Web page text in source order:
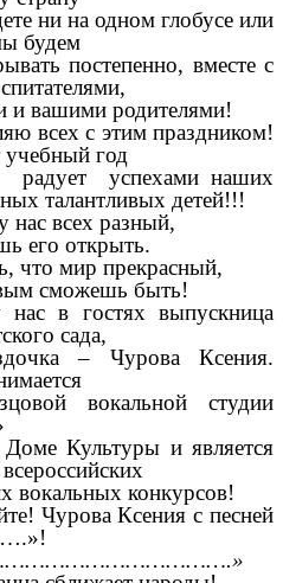
одном глобусе или
будем
вместе с
родителями!
с этим праздником!
учебный год
наших
талантливых детей!!!
всех разный,
открыть.
прекрасный,
быть!
нас в гостях выпускница
сада,
– Чурова Ксения.
вокальной студии
Культуры и является
вокальных конкурсов!
Ксения с песней
«………………………………….»